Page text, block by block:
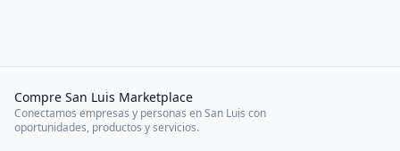
Compre San Luis Marketplace
Conectamos empresas y personas en San Luis con
oportunidades, productos y servicios.